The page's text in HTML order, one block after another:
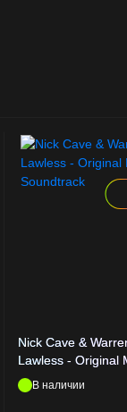
Nick Cave &
Lawless - Original
Soundtrack
В наличии